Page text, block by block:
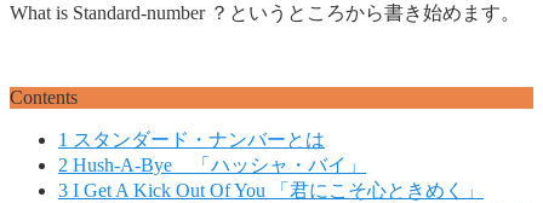
What is Standard-number ？というところから書き始めます。
Contents
1 スタンダード・ナンバーとは
2 Hush-A-Bye 「ハッシャ・バイ」
3 I Get A Kick Out Of You 「君にこそ心ときめく」